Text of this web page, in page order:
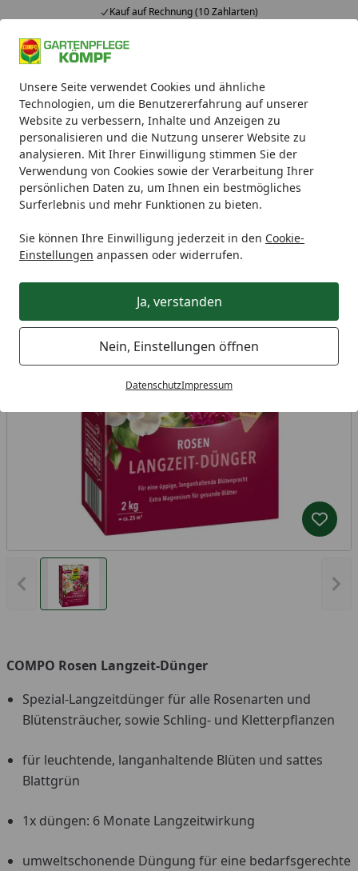
Unsere Seite verwendet Cookies und ähnliche
Technologien, um die Benutzererfahrung auf unserer
Website zu verbessern, Inhalte und Anzeigen zu
personalisieren und die Nutzung unserer Website zu
analysieren. Mit Ihrer Einwilligung stimmen Sie der
Verwendung von Cookies sowie der Verarbeitung Ihrer
persönlichen Daten zu, um Ihnen ein bestmögliches
Surferlebnis und mehr Funktionen zu bieten.
Sie können Ihre Einwilligung jederzeit in den Cookie-
Einstellungen anpassen oder widerrufen.
Ja, verstanden
Nein, Einstellungen öffnen
DatenschutzImpressum
Kauf auf Rechnung (10 Zahlarten)
Alle Produkte
Mein Konto
Suchen
Startseite
COMPO Rosen Langzeit-Dünger 2 kg
COMPO Rosen Langzeit-Dünger 2
kg
Vorheriges Bild anzeigen
COMPO Rosen Langzeit-Dünger
Spezial-Langzeitdünger für alle Rosenarten und
Blütensträucher, sowie Schling- und Kletterpflanzen
für leuchtende, langanhaltende Blüten und sattes
Blattgrün
1x düngen: 6 Monate Langzeitwirkung
umweltschonende Düngung für eine bedarfsgerechte